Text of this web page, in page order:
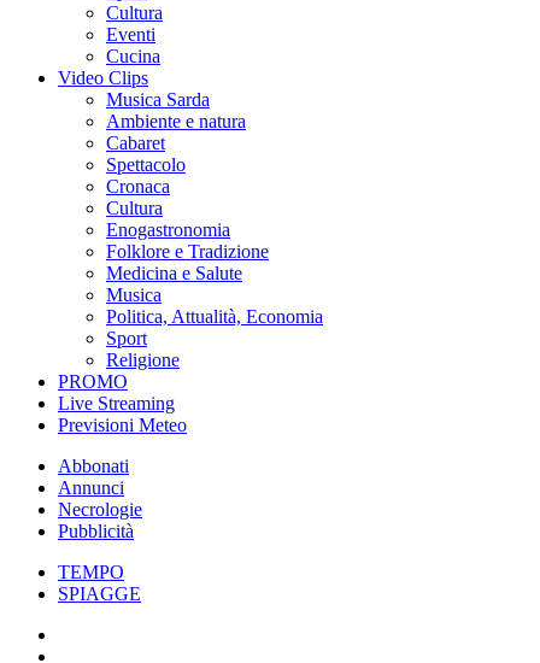
Cultura
Eventi
Cucina
Video Clips
Musica Sarda
Ambiente e natura
Cabaret
Spettacolo
Cronaca
Cultura
Enogastronomia
Folklore e Tradizione
Medicina e Salute
Musica
Politica, Attualità, Economia
Sport
Religione
PROMO
Live Streaming
Previsioni Meteo
Abbonati
Annunci
Necrologie
Pubblicità
TEMPO
SPIAGGE